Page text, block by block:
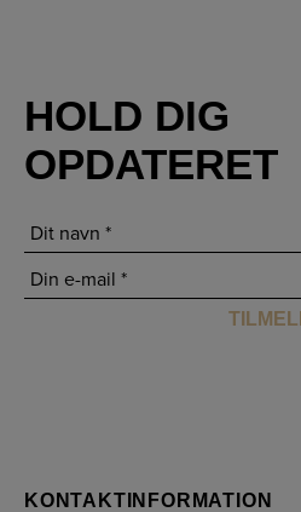
HOLD DIG
OPDATERET
KONTAKTINFORMATION